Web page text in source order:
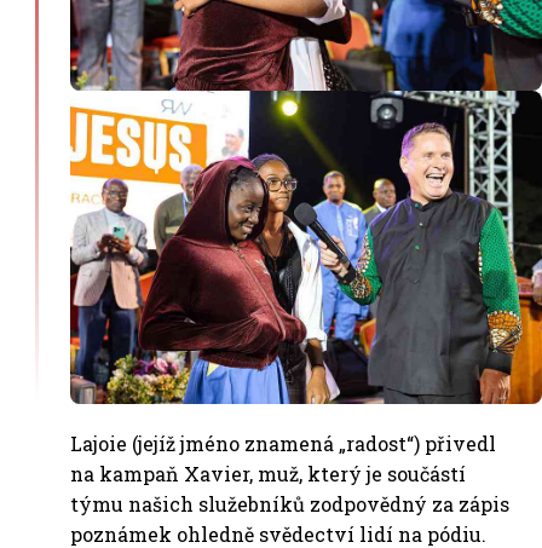
Lajoie (jejíž jméno znamená „radost“) přivedl
na kampaň Xavier, muž, který je součástí
týmu našich služebníků zodpovědný za zápis
poznámek ohledně svědectví lidí na pódiu.